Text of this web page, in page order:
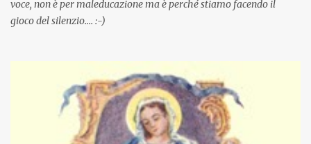
voce, non è per maleducazione ma è perché stiamo facendo il
gioco del silenzio.... :-)